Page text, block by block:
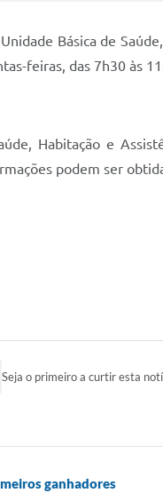
Básica de
feiras, das 7h30 às
Habitação e
podem ser
Seja o primeiro a curtir esta
ganhadores